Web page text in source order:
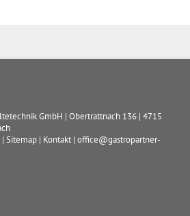
GmbH |Obertrattnach 136 |4715
|Sitemap | Kontakt |office@gastropartner-